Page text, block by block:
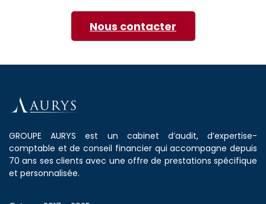
Nous contacter
GROUPE AURYS est un cabinet d’audit, d’expertise-
comptable et de conseil financier qui accompagne depuis
70 ans ses clients avec une offre de prestations spécifique
et personnalisée.